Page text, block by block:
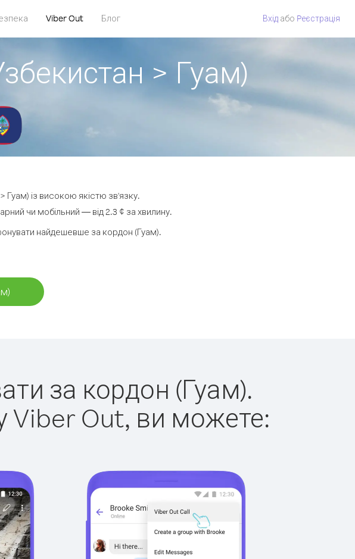
Viber Out Блог Вхід або Pеєстрація
> Гуам)
Гуам) із високою якістю зв'язку.
чи мобільний — від 2.3 ¢ за хвилину.
найдешевше за кордон (Гуам).
за кордон (Гуам).
Viber Out, ви можете: